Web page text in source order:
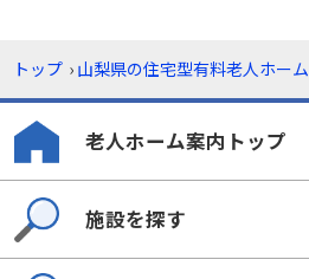
トップ › 山梨県の住宅型有料老人ホーム
老人ホーム案内トップ
施設を探す